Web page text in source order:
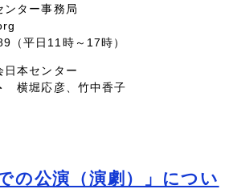
ンター事務局
平日11時～17時）
日本センター
ト横堀応彦、竹中香子
の公演（演劇）」につい